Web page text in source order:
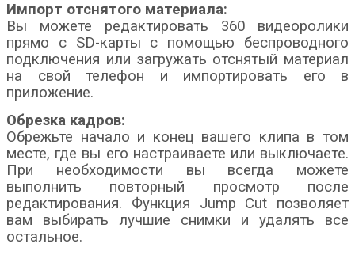
Импорт отснятого материала:
Вы можете редактировать 360 видеоролики
прямо с SD-карты с помощью беспроводного
подключения или загружать отснятый материал
на свой телефон и импортировать его в
приложение.
Обрезка кадров:
Обрежьте начало и конец вашего клипа в том
месте, где вы его настраиваете или выключаете.
При необходимости вы всегда можете
выполнить повторный просмотр после
редактирования. Функция Jump Cut позволяет
вам выбирать лучшие снимки и удалять все
остальное.